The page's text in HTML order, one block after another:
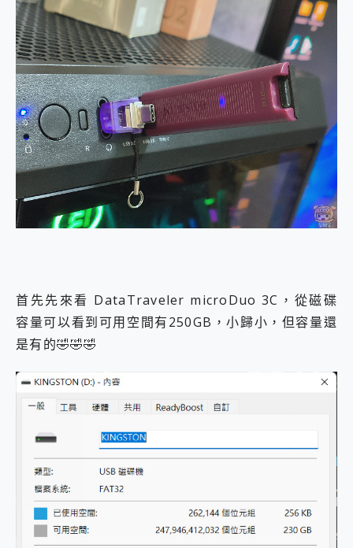
首先先來看 DataTraveler microDuo 3C，從磁碟
容量可以看到可用空間有250GB，小歸小，但容量還
是有的🤣🤣🤣